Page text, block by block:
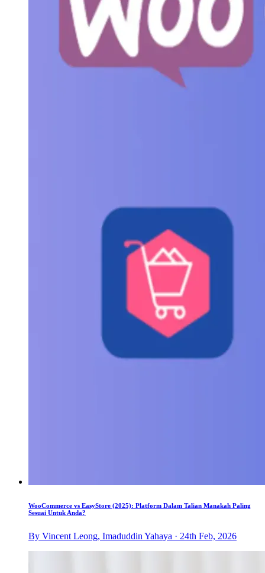
WooCommerce vs EasyStore (2025): Platform Dalam Talian Manakah Paling
Sesuai Untuk Anda?
By Vincent Leong, Imaduddin Yahaya · 24th Feb, 2026